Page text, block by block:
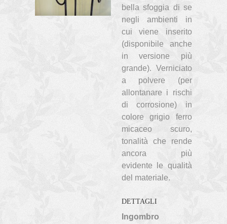
bella sfoggia di se
negli ambienti in
cui viene inserito
(disponibile anche
in versione più
grande). Verniciato
a polvere (per
allontanare i rischi
di corrosione) in
colore grigio ferro
micaceo scuro,
tonalità che rende
ancora più
evidente le qualità
del materiale.
DETTAGLI
Ingombro